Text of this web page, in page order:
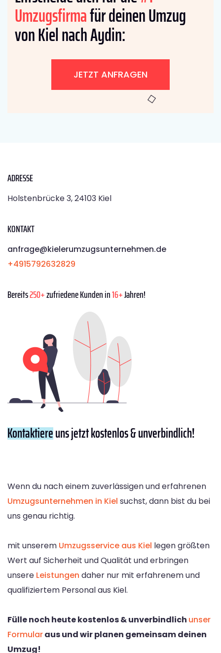
Umzugsfirmafür deinen Umzug
von Kiel nach Aydin:
JETZT ANFRAGEN
ADRESSE
Holstenbrücke 3, 24103 Kiel
KONTAKT
anfrage@kielerumzugsunternehmen.de
+4915792632829
Bereits250+zufriedene Kunden in16+Jahren!
Kontaktiereuns jetzt kostenlos & unverbindlich!
Wenn du nach einem zuverlässigen und erfahrenen
Umzugsunternehmen in Kiel suchst, dann bist du bei
uns genau richtig.
mit unserem Umzugsservice aus Kiel legen größten
Wert auf Sicherheit und Qualität und erbringen
unsere Leistungen daher nur mit erfahrenem und
qualifiziertem Personal aus Kiel.
Fülle noch heute kostenlos & unverbindlich unser
Formularaus und wir planen gemeinsam deinen
Umzug!